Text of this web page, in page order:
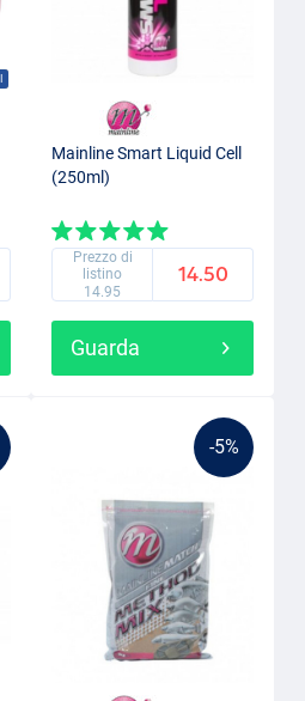
Mainline Smart Liquid Cell
(250ml)
Prezzo di
listino
14.95
14.50
Guarda
-5%